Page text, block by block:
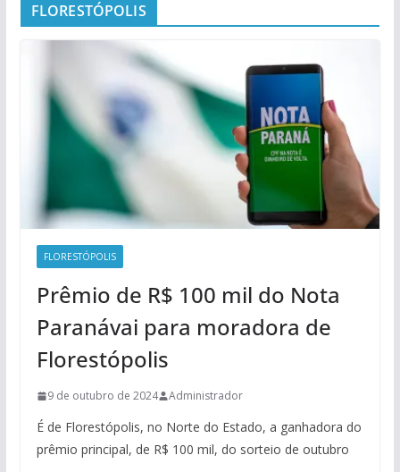
FLORESTÓPOLIS
FLORESTÓPOLIS
Prêmio de R$ 100 mil do Nota
Paranávai para moradora de
Florestópolis
9 de outubro de 2024 Administrador
É de Florestópolis, no Norte do Estado, a ganhadora do
prêmio principal, de R$ 100 mil, do sorteio de outubro